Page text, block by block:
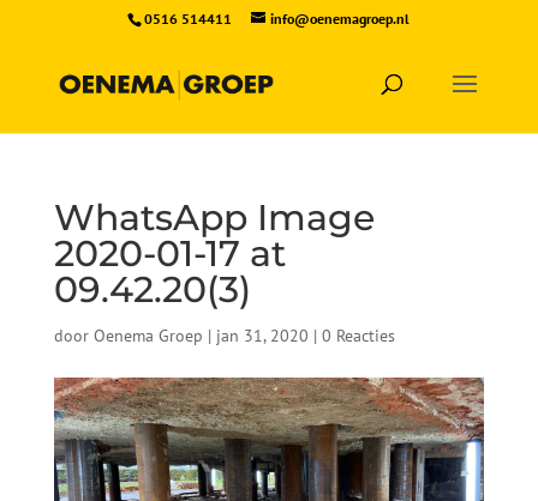
0516 514411 info@oenemagroep.nl
WhatsApp Image
2020-01-17 at
09.42.20(3)
door Oenema Groep | jan 31, 2020 | 0 Reacties